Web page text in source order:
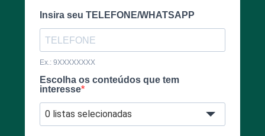
Insira seu TELEFONE/WHATSAPP
Ex.: 9XXXXXXXX
Escolha os conteúdos que tem
interesse
0 listas selecionadas